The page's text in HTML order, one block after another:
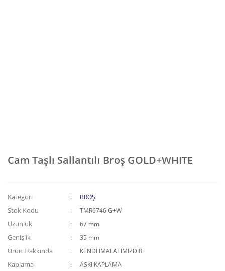
Cam Taşlı Sallantılı Broş GOLD+WHITE
Kategori BROŞ
Stok Kodu TMR6746 G+W
Uzunluk 67 mm
Genişlik 35 mm
Ürün Hakkında KENDİ İMALATIMIZDIR
Kaplama ASKI KAPLAMA